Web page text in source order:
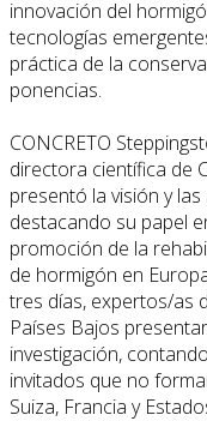
innovación del
tecnologías
práctica de la
ponencias.
CONCRETO
directora científica de
presentó la visión y
destacando su papel
promoción de la
de hormigón en
tres días, expertos/as
Países Bajos
investigación,
invitados que no
Suiza, Francia y